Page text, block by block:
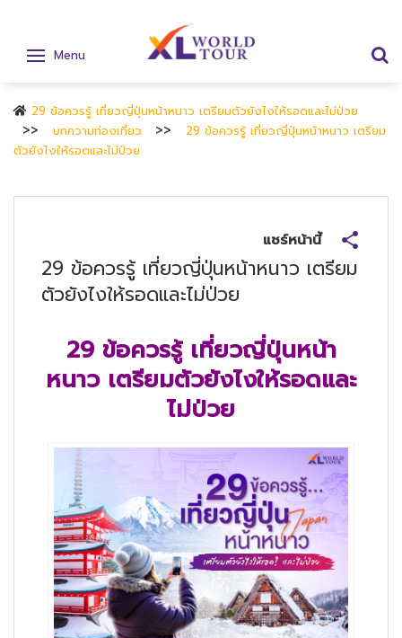
Menu
29 ข้อควรรู้ เที่ยวญี่ปุ่นหน้าหนาว เตรียมตัวยังไงให้รอดและไม่ป่วย
บทความท่องเที่ยว
29 ข้อควรรู้ เที่ยวญี่ปุ่นหน้าหนาว เตรียม
ตัวยังไงให้รอดและไม่ป่วย
แชร์หน้านี้
29 ข้อควรรู้ เที่ยวญี่ปุ่นหน้าหนาว เตรียม
ตัวยังไงให้รอดและไม่ป่วย
29 ข้อควรรู้ เที่ยวญี่ปุ่นหน้า
หนาว เตรียมตัวยังไงให้รอดและ
ไม่ป่วย